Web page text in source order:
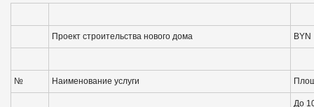
Проект строительства нового дома BYN
№ Наименование услуги
До